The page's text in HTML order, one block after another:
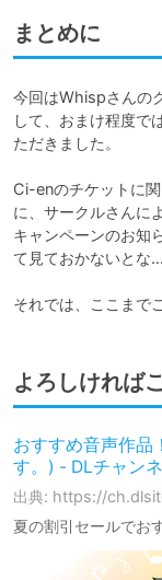
まとめに
今回はWhispさんの
して、おまけ程度で
ただきました。
Ci-enのチケットに
に、サークルさんに
キャンペーンのお知
て見ておかないとな
それでは、ここまで
よろしければ
おすすめ音声作品
す。) - DLチャン
出典: https://
夏の割引セールでお